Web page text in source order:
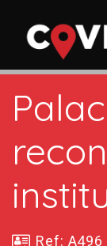
Ref: A496